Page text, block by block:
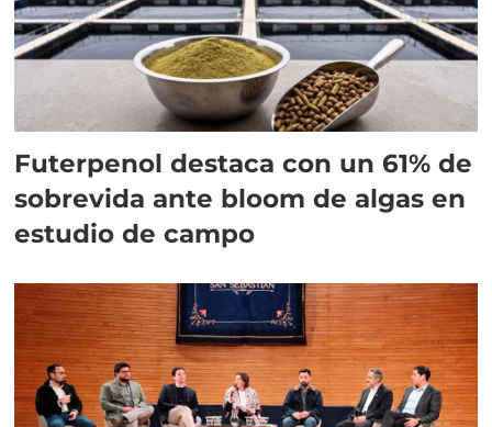
Futerpenol destaca con un 61% de
sobrevida ante bloom de algas en
estudio de campo